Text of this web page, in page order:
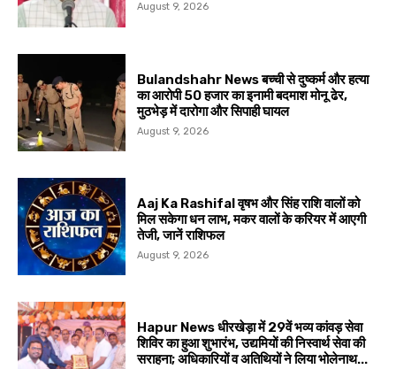
August 9, 2026
Bulandshahr News बच्ची से दुष्कर्म और हत्या
का आरोपी 50 हजार का इनामी बदमाश मोनू ढेर,
मुठभेड़ में दारोगा और सिपाही घायल
August 9, 2026
Aaj Ka Rashifal वृषभ और सिंह राशि वालों को
मिल सकेगा धन लाभ, मकर वालों के करियर में आएगी
तेजी, जानें राशिफल
August 9, 2026
Hapur News धीरखेड़ा में 29वें भव्य कांवड़ सेवा
शिविर का हुआ शुभारंभ, उद्यमियों की निस्वार्थ सेवा की
सराहना; अधिकारियों व अतिथियों ने लिया भोलेनाथ...